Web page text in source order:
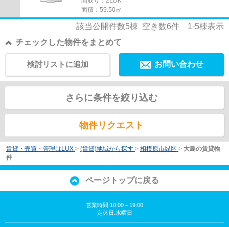
面積：59.50㎡
該当公開件数5棟 空き数6件 1-5棟表示
チェックした物件をまとめて
お問い合わせ
検討リストに追加
さらに条件を絞り込む
物件リクエスト
賃貸・売買・管理はLUX > (賃貸)地域から探す > 相模原市緑区 > 大島の賃貸物
件
ページトップに戻る
営業時間:10:00～19:00
定休日:水曜日